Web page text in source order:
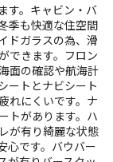
す。キャビン・バ
季も快適な住空間
ドガラスの為、滑
できます。フロン
面の確認や航海計
ートとナビシート
れにくいです。ナ
トがあります。ハ
が有り綺麗な状態
心です。バウバー